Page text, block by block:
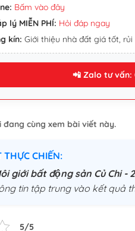
Bấm vào đây
lý MIỄN PHÍ: Hỏi đáp ngay
kín: Giới thiệu nhà đất giá tốt, rủi
📲 Zalo tư vấn:
đang cùng xem bài viết này.
THỰC CHIẾN:
giới bất động sản Củ Chi -
tin tập trung vào kết quả